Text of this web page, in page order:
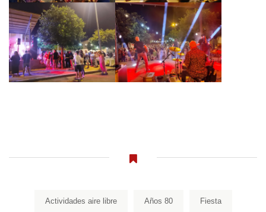
Actividades aire libre Años 80 Fiesta